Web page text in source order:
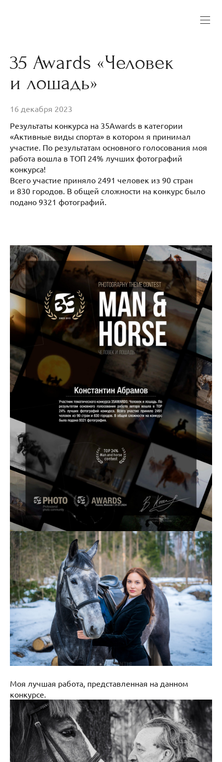
35 Awards «Человек
и лошадь»
16 декабря 2023
Результаты конкурса на 35Awards в категории
«Активные виды спорта» в котором я принимал
участие. По результатам основного голосования моя
работа вошла в ТОП 24% лучших фотографий
конкурса!
Всего участие приняло 2491 человек из 90 стран
и 830 городов. В общей сложности на конкурс было
подано 9321 фотографий.
Моя лучшая работа, представленная на данном
конкурсе.